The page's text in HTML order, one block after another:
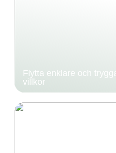
Flytta enklare och
villkor